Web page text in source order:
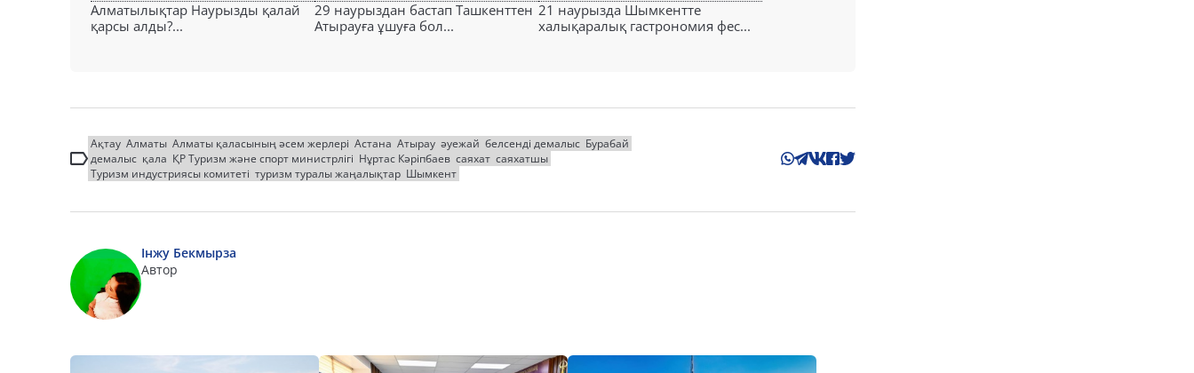
Алматылықтар Наурызды қалай
қарсы алды?...
29 наурыздан бастап Ташкенттен
Атырауға ұшуға бол...
21 наурызда Шымкентте
халықаралық гастрономия фес...
Ақтау Алматы Алматы қаласының әсем жерлері Астана Атырау әуежай белсенді демалыс Бурабай
демалыс қала ҚР Туризм және спорт министрлігі Нұртас Кәріпбаев саяхат саяхатшы
Туризм индустриясы комитеті туризм туралы жаңалықтар Шымкент
Інжу Бекмырза
Автор